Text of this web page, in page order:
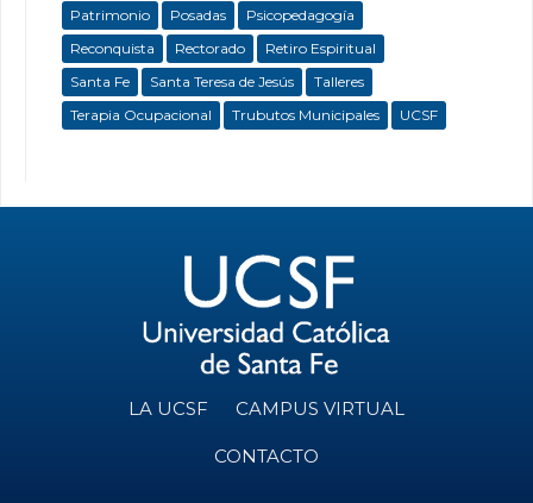
Patrimonio
Posadas
Psicopedagogía
Reconquista
Rectorado
Retiro Espiritual
Santa Fe
Santa Teresa de Jesús
Talleres
Terapia Ocupacional
Trubutos Municipales UCSF
LA UCSF CAMPUS VIRTUAL
CONTACTO